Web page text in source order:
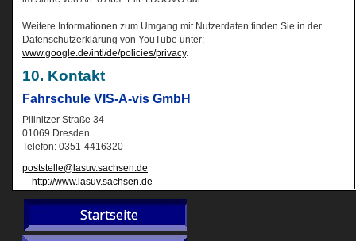
Weitere Informationen zum Umgang mit Nutzerdaten finden Sie in der
Datenschutzerklärung von YouTube unter:
www.google.de/intl/de/policies/privacy.
10. Kontakt
Fahrschule VIS-A-vis GmbH
Pillnitzer Straße 34
01069 Dresden
Telefon: 0351-4416320
poststelle@lasuv.sachsen.de
http://www.lasuv.sachsen.de
Startseite